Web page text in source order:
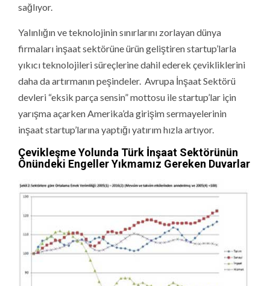
sağlıyor.
Yalınlığın ve teknolojinin sınırlarını zorlayan dünya
firmaları inşaat sektörüne ürün geliştiren startup’larla
yıkıcı teknolojileri süreçlerine dahil ederek çevikliklerini
daha da artırmanın peşindeler. Avrupa İnşaat Sektörü
devleri “eksik parça sensin” mottosu ile startup’lar için
yarışma açarken Amerika’da girişim sermayelerinin
inşaat startup’larına yaptığı yatırım hızla artıyor.
Çevikleşme Yolunda Türk İnşaat Sektörünün
Önündeki Engeller Yıkmamız Gereken Duvarlar